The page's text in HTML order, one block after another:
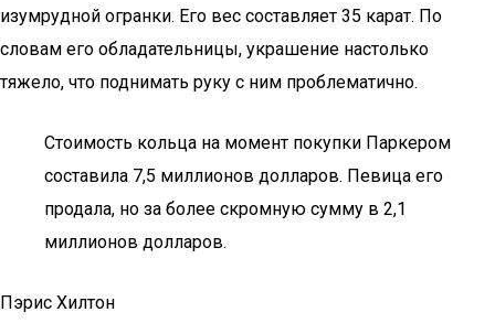
изумрудной огранки. Его вес составляет 35 карат. По
словам его обладательницы, украшение настолько
тяжело, что поднимать руку с ним проблематично.
Стоимость кольца на момент покупки Паркером
составила 7,5 миллионов долларов. Певица его
продала, но за более скромную сумму в 2,1
миллионов долларов.
Пэрис Хилтон